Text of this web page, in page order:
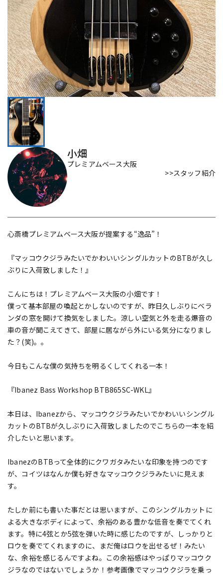
アンプ エフェクター
DJ機器 DTM
DTM オンライン納品
配信/ライブ機器
中古 ヴィンテージ
小畑
プレミアムベース大阪
>>スタッフ紹介
心斎橋プレミアムベース大阪が提案する“逸品”！
『マッコウクジラみたいでかわいいシングルカットのBTBが久し
ぶりに入荷致しました！』
こんにちは！プレミアムベース大阪の小畑です！
僕って基本部屋の喚起とかしないのですが、昨日久しぶりにベラ
ンダの窓を開けて換気をしました。涼しい空気と外を走る爆音の
車の音が聞こえてきて、部屋に居ながら外にいる気分になりまし
た？(笑)。。
今日もこんな僕の気持ちを明るくしてくれる一本！
『Ibanez Bass Workshop BTB865SC-WKL』
本日は、Ibanezから、マッコウクジラみたいでかわいいシングル
カットのBTBが久しぶりに入荷致しましたのでこちらの一本を紹
介したいと思います。
IbanezのBTBって全体的にクワガタみたいな印象を持つのです
が、コイツはなんか僕も好きなマッコウクジラみたいに見えま
す。
たしか前にも書いた事だとは思いますが、このシングルカットに
よる大きなボディによって、余裕のある豊かな低音を奏でてくれ
ます。特に4弦とか5弦を弾いた時に感じたのですが、しっかりと
ロウを奏でてくれますのに、まだ俺はロウを出せるぜ！みたい
な、余裕を感じるんですよね。この余裕感はやっぱりマッコウク
ジラなのではないでしょうか！参考画像でマッコウクジラを乗っ